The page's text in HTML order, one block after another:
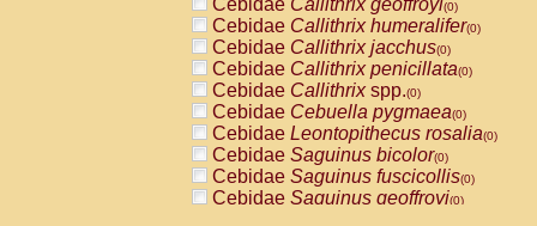
Cebidae Callithrix geoffroyi(0)
Cebidae Callithrix humeralifer(0)
Cebidae Callithrix jacchus(0)
Cebidae Callithrix penicillata(0)
Cebidae Callithrixspp.(0)
Cebidae Cebuella pygmaea(0)
Cebidae Leontopithecus rosalia(0)
Cebidae Saguinus bicolor(0)
Cebidae Saguinus fuscicollis(0)
Cebidae Saguinus geoffroyi(0)